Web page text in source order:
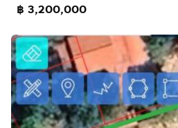
฿ 3,200,000